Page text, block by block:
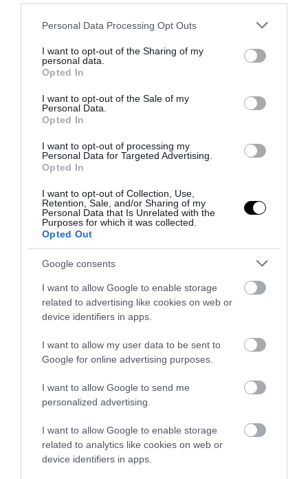
Please note that this website/app uses one or more Google
not limited to your visit or usage behaviour. You may click to
grant or deny consent to Google and its third-party tags to
use your data for below specified purposes in below Google
consent section.
Personal Data Processing Opt Outs
I want to opt-out of the Sharing of my
personal data.
Opted In
I want to opt-out of the Sale of my
Personal Data.
Opted In
I want to opt-out of processing my
Personal Data for Targeted Advertising.
Opted In
I want to opt-out of Collection, Use,
Retention, Sale, and/or Sharing of my
Personal Data that Is Unrelated with the
Purposes for which it was collected.
Opted Out
Google consents
I want to allow Google to enable storage
related to advertising like cookies on web or
device identifiers in apps.
I want to allow my user data to be sent to
Google for online advertising purposes.
I want to allow Google to send me
personalized advertising.
I want to allow Google to enable storage
related to analytics like cookies on web or
device identifiers in apps.
PRONEWS.GR /
Τουρκία: Στην τελική ευθεία για την
πρώτη πτήση του KAAN P1 – Ξεκίνησαν οι
δοκιμές τροχοδρόμησης
31.07.2026 | 20:03
PRONEWS.GR /ΤΟΥΡΚΙΑ